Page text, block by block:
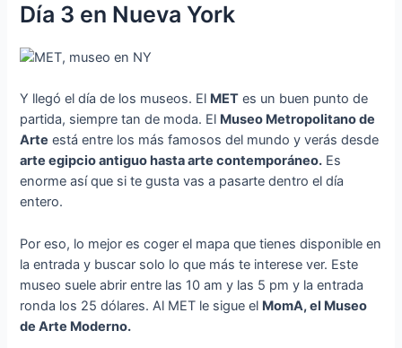
Día 3 en Nueva York
Y llegó el día de los museos. El MET es un buen punto de
partida, siempre tan de moda. El Museo Metropolitano de
Arte está entre los más famosos del mundo y verás desde
arte egipcio antiguo hasta arte contemporáneo. Es
enorme así que si te gusta vas a pasarte dentro el día
entero.
Por eso, lo mejor es coger el mapa que tienes disponible en
la entrada y buscar solo lo que más te interese ver. Este
museo suele abrir entre las 10 am y las 5 pm y la entrada
ronda los 25 dólares. Al MET le sigue el MomA, el Museo
de Arte Moderno.